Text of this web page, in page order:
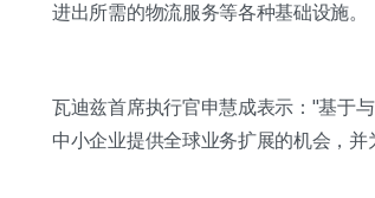
进出所需的物流服务等各种基础设施。
瓦迪兹首席执行官申慧成表示："基于
中小企业提供全球业务扩展的机会，